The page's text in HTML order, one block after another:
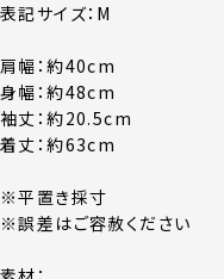
表記サイズ：M
肩幅：約40cm
身幅：約48cm
袖丈：約20.5cm
着丈：約63cm
※平置き採寸
※誤差はご容赦ください